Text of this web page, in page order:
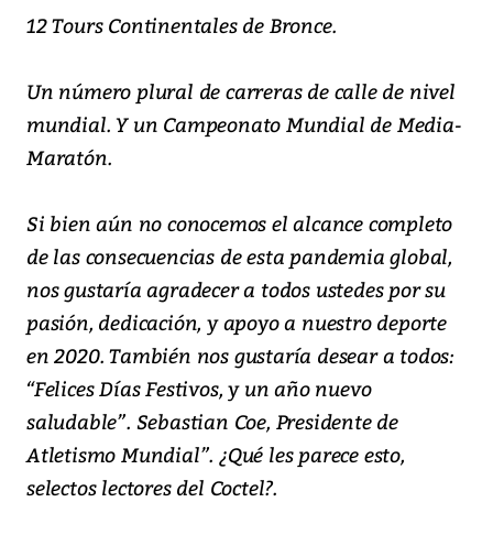
12 Tours Continentales de Bronce.
Un número plural de carreras de calle de nivel
mundial. Y un Campeonato Mundial de Media-
Maratón.
Si bien aún no conocemos el alcance completo
de las consecuencias de esta pandemia global,
nos gustaría agradecer a todos ustedes por su
pasión, dedicación, y apoyo a nuestro deporte
en 2020. También nos gustaría desear a todos:
“Felices Días Festivos, y un año nuevo
saludable”. Sebastian Coe, Presidente de
Atletismo Mundial”. ¿Qué les parece esto,
selectos lectores del Coctel?.